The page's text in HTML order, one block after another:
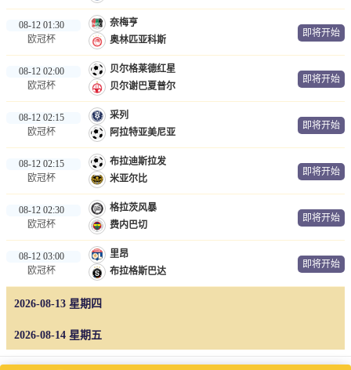
CBA
足球录像
足球新闻
08-12 01:30
欧冠杯
奈梅亨
奥林匹亚科斯
即将开始
08-12 02:00
欧冠杯
贝尔格莱德红星
贝尔谢巴夏普尔
即将开始
08-12 02:15
欧冠杯
采列
阿拉特亚美尼亚
即将开始
08-12 02:15
欧冠杯
布拉迪斯拉发
米亚尔比
即将开始
08-12 02:30
欧冠杯
格拉茨风暴
费内巴切
即将开始
08-12 03:00
欧冠杯
里昂
布拉格斯巴达
即将开始
2026-08-13 星期四
2026-08-14 星期五